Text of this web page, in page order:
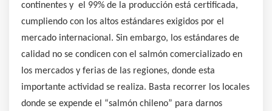
continentes y el 99% de la producción está certificada,
cumpliendo con los altos estándares exigidos por el
mercado internacional. Sin embargo, los estándares de
calidad no se condicen con el salmón comercializado en
los mercados y ferias de las regiones, donde esta
importante actividad se realiza. Basta recorrer los locales
donde se expende el “salmón chileno” para darnos